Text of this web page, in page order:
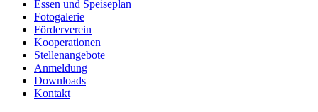
Essen und Speiseplan
Fotogalerie
Förderverein
Kooperationen
Stellenangebote
Anmeldung
Downloads
Kontakt